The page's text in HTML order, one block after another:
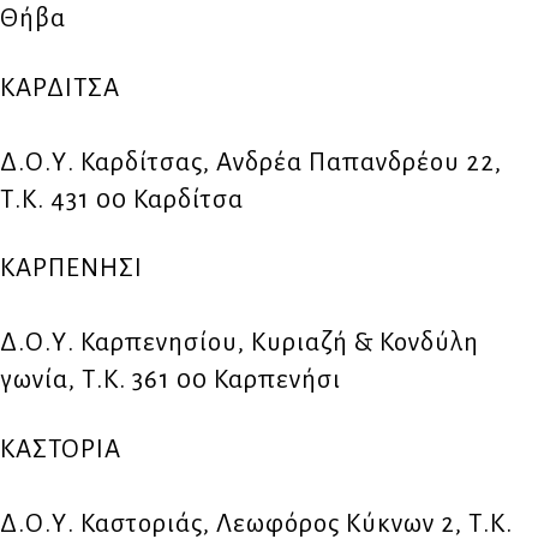
Θήβα
ΚΑΡΔΙΤΣΑ
Δ.Ο.Υ. Καρδίτσας, Ανδρέα Παπανδρέου 22,
Τ.Κ. 431 00 Καρδίτσα
ΚΑΡΠΕΝΗΣΙ
Δ.Ο.Υ. Καρπενησίου, Κυριαζή & Κονδύλη
γωνία, Τ.Κ. 361 00 Καρπενήσι
ΚΑΣΤΟΡΙΑ
Δ.Ο.Υ. Καστοριάς, Λεωφόρος Κύκνων 2, Τ.Κ.